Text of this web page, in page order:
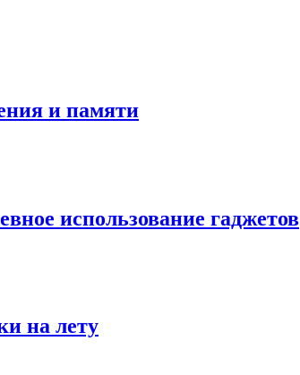
и памяти
использование гаджетов
на лету